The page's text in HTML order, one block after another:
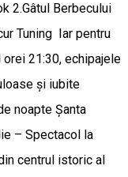
2.​Gâtul Berbecului
Tuning ​Iar pentru
21:30, echipajele
și iubite
noapte Șanta
– Spectacol la
centrul istoric al